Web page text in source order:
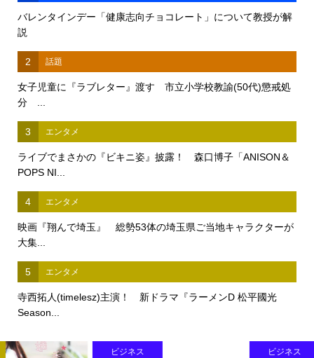
バレンタインデー「健康志向チョコレート」について教授が解
説
2 話題
女子児童に『ラブレター』渡す 市立小学校教諭(50代)懲戒処
分 ...
3 エンタメ
ライブでまさかの『ビキニ姿』披露！ 森口博子「ANISON＆
POPS NI...
4 エンタメ
映画『翔んで埼玉』 総勢53体の埼玉県ご当地キャラクターが
大集...
5 エンタメ
寺西拓人(timelesz)主演！ 新ドラマ『ラーメンD 松平國光
Season...
ビジネス